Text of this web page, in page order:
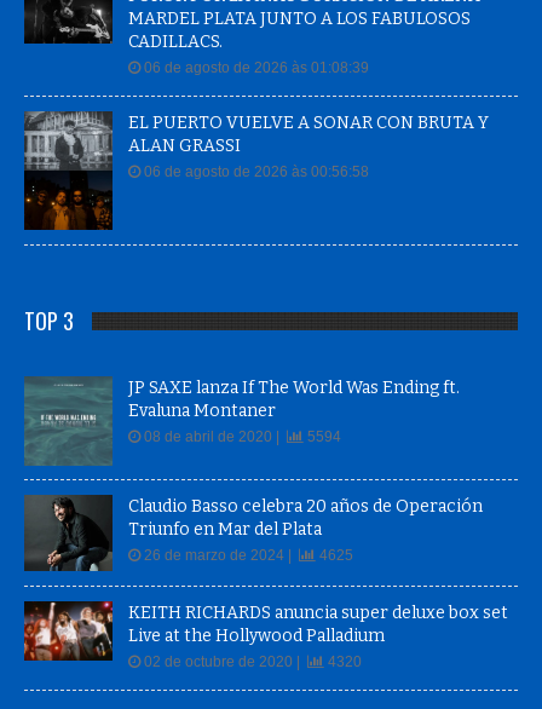
MARDEL PLATA JUNTO A LOS FABULOSOS
CADILLACS.
06 de agosto de 2026 às 01:08:39
EL PUERTO VUELVE A SONAR CON BRUTA Y
ALAN GRASSI
06 de agosto de 2026 às 00:56:58
TOP 3
JP SAXE lanza If The World Was Ending ft.
Evaluna Montaner
08 de abril de 2020 | 5594
Claudio Basso celebra 20 años de Operación
Triunfo en Mar del Plata
26 de marzo de 2024 | 4625
KEITH RICHARDS anuncia super deluxe box set
Live at the Hollywood Palladium
02 de octubre de 2020 | 4320